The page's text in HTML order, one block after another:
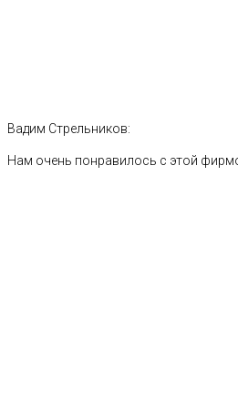
Вадим Стрельников:
Нам очень понравилось с этой